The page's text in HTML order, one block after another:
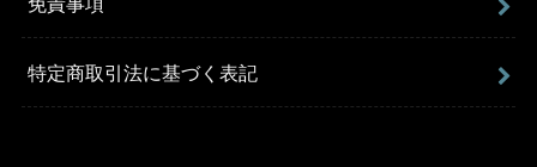
特定商取引法に基づく表記